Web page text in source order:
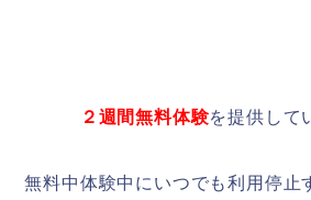
２週間無料体験を提供して
無料中体験中にいつでも利用停止